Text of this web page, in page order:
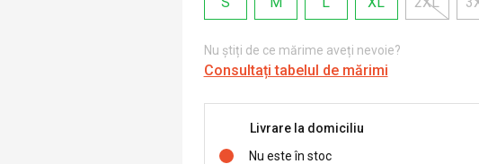
Nu știți de ce mărime aveți nevoie?
Consultați tabelul de mărimi
Livrare la domiciliu
Nu este în stoc